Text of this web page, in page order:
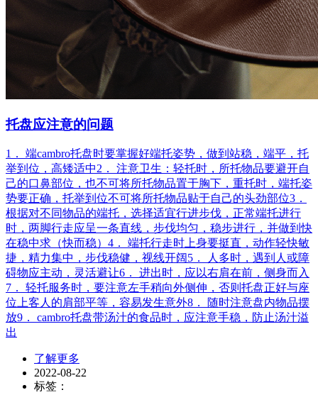
托盘应注意的问题
1． 端cambro托盘时要掌握好端托姿势，做到站稳，端平，托
举到位，高矮适中2． 注意卫生：轻托时，所托物品要避开自
己的口鼻部位，也不可将所托物品置于胸下，重托时，端托姿
势要正确，托举到位不可将所托物品贴于自己的头劲部位3．
根据对不同物品的端托，选择适宜行进步伐，正常端托进行
时，两脚行走应呈一条直线，步伐均匀，稳步进行，并做到快
在稳中求（快而稳）4． 端托行走时上身要挺直，动作轻快敏
捷，精力集中，步伐稳健，视线开阔5． 人多时，遇到人或障
碍物应主动，灵活避让6． 进出时，应以右肩在前，侧身而入
7． 轻托服务时，要注意左手稍向外侧伸，否则托盘正好与座
位上客人的肩部平等，容易发生意外8． 随时注意盘内物品摆
放9． cambro托盘带汤汁的食品时，应注意手稳，防止汤汁溢
出
了解更多
2022-08-22
标签：